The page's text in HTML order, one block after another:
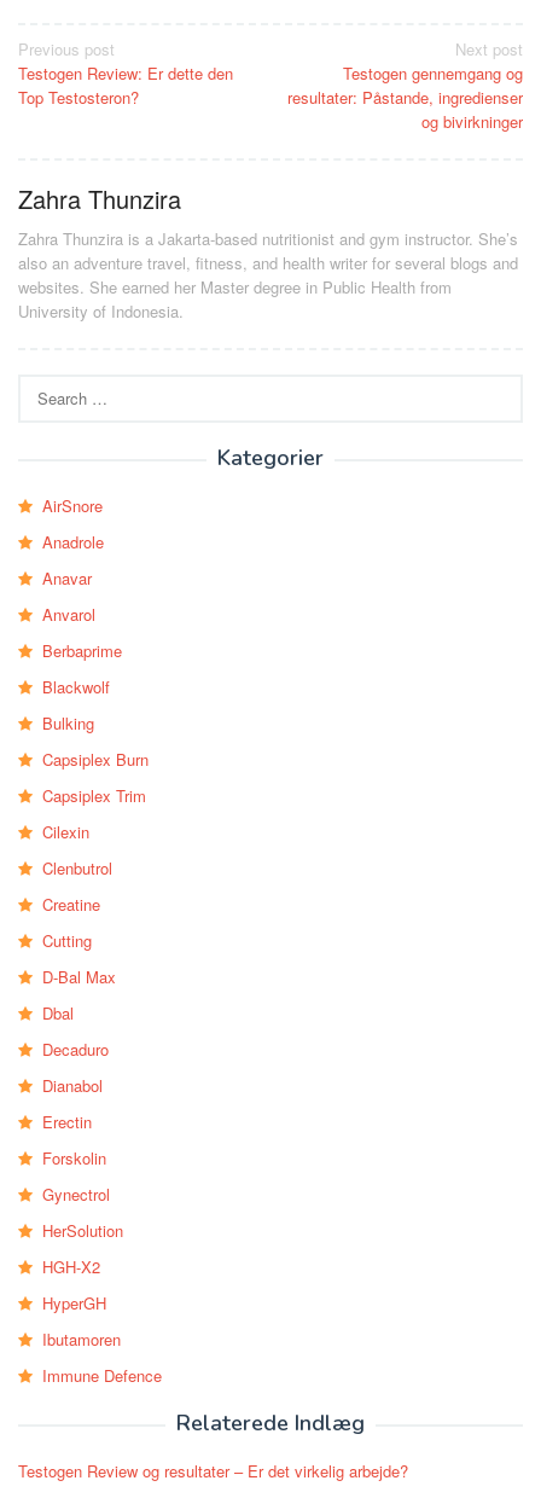
Post
navigation
Previous post
Testogen Review: Er dette den
Top Testosteron?
Next post
Testogen gennemgang og
resultater: Påstande, ingredienser
og bivirkninger
Zahra Thunzira
Zahra Thunzira is a Jakarta-based nutritionist and gym instructor. She’s
also an adventure travel, fitness, and health writer for several blogs and
websites. She earned her Master degree in Public Health from
University of Indonesia.
for:
Kategorier
AirSnore
Anadrole
Anavar
Anvarol
Berbaprime
Blackwolf
Bulking
Capsiplex Burn
Capsiplex Trim
Cilexin
Clenbutrol
Creatine
Cutting
D-Bal Max
Dbal
Decaduro
Dianabol
Erectin
Forskolin
Gynectrol
HerSolution
HGH-X2
HyperGH
Ibutamoren
Immune Defence
Relaterede Indlæg
Testogen Review og resultater – Er det virkelig arbejde?